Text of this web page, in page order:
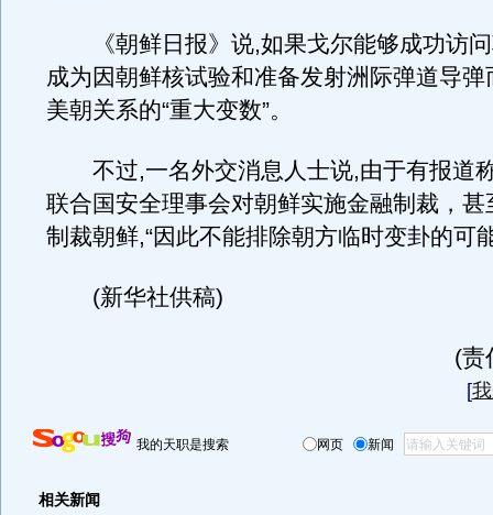
《朝鲜日报》说,如果戈尔能够成功访问
成为因朝鲜核试验和准备发射洲际弹道导弹
美朝关系的“重大变数”。
不过,一名外交消息人士说,由于有报道
联合国安全理事会对朝鲜实施金融制裁，甚
制裁朝鲜,“因此不能排除朝方临时变卦的可
(新华社供稿)
(责
[
我的天职是搜索 网页 新闻
相关新闻